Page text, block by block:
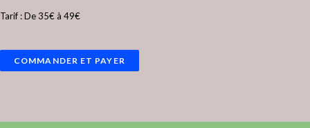
Tarif : De 35€ à 49€
COMMANDER ET PAYER